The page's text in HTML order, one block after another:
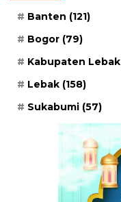
Banten (121)
Bogor (79)
Kabupaten Lebak
Lebak (158)
Sukabumi (57)